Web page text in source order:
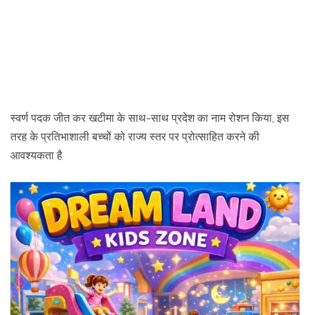
स्वर्ण पदक जीत कर खटीमा के साथ-साथ प्रदेश का नाम रोशन किया, इस
तरह के प्रतिभाशाली बच्चों को राज्य स्तर पर प्रोत्साहित करने की
आवश्यकता है